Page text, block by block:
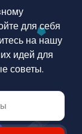
для себя
на нашу
идей для
советы.